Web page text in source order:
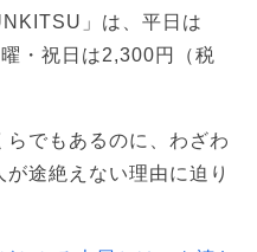
」は、平日は
・祝日は2,300円（税
でもあるのに、わざわ
途絶えない理由に迫り